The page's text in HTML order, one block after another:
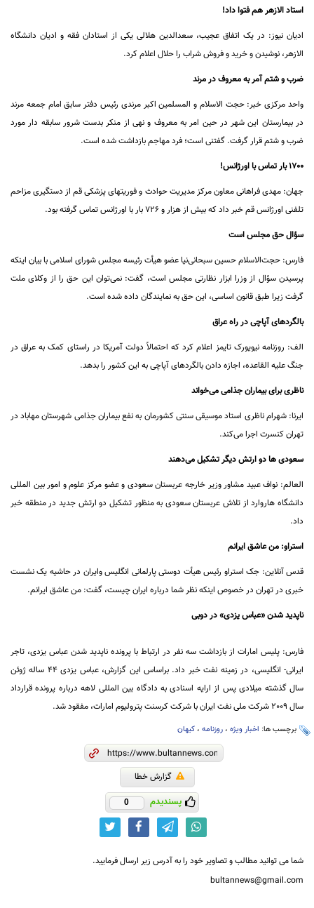
استاد الازهر هم فتوا داد!
ادیان نیوز: در یک اتفاق عجیب، سعدالدین هلالی یکی از استادان فقه و ادیان دانشگاه
الازهر، نوشیدن و خرید و فروش شراب را حلال اعلام کرد.
ضرب و شتم آمر به معروف در مرند
واحد مرکزی خبر: حجت الاسلام و المسلمین اکبر مرندی رئیس دفتر سابق امام جمعه مرند
در بیمارستان این شهر در حین امر به معروف و نهی از منکر بدست شرور سابقه دار مورد
ضرب و شتم قرار گرفت. گفتنی است؛ فرد مهاجم بازداشت شده است.
1700 بار تماس با اورژانس!
جهان: مهدی فراهانی معاون مرکز مدیریت حوادث و فوریتهای پزشکی قم از دستگیری مزاحم
تلفنی اورژانس قم خبر داد که بیش از هزار و 726 بار با اورژانس تماس گرفته بود.
سؤال حق مجلس است
فارس: حجت‌الاسلام حسین سبحانی‌نیا عضو هیأت رئیسه مجلس شورای اسلامی با بیان اینکه
پرسیدن سؤال از وزرا ابزار نظارتی مجلس است،‌ گفت: نمی‌توان این حق را از وکلای ملت
گرفت زیرا طبق قانون اساسی، این حق به نمایندگان داده شده است.
بالگردهای آپاچی در راه عراق
الف: روزنامه نیویورک تایمز اعلام کرد که احتمالاً دولت آمریکا در راستای کمک به عراق در
جنگ علیه القاعده، اجازه دادن بالگردهای آپاچی به این کشور را بدهد.
ناظری برای بیماران جذامی می‌خواند
ایرنا: شهرام ناظری استاد موسیقی سنتی کشورمان به نفع بیماران جذامی شهرستان مهاباد در
تهران کنسرت اجرا می‌کند.
سعودی ها دو ارتش دیگر تشکیل می‌دهند
العالم: نواف عبید مشاور وزیر خارجه عربستان سعودی و عضو مرکز علوم و امور بین المللی
دانشگاه هاروارد از تلاش عربستان سعودی به منظور تشکیل دو ارتش جدید در منطقه خبر
داد.
استراو: من عاشق ایرانم
قدس آنلاین: جک استراو رئیس هیأت دوستی پارلمانی انگلیس وایران در حاشیه یک نشست
خبری در تهران در خصوص اینکه نظر شما درباره ایران چیست، گفت: من عاشق ایرانم.
ناپدید شدن «عباس یزدی» در دوبی
فارس: پلیس امارات از بازداشت سه نفر در ارتباط با پرونده ناپدید شدن عباس یزدی، تاجر
ایرانی- انگلیسی، در زمینه نفت خبر داد. براساس این گزارش، عباس یزدی 44 ساله ژوئن
سال گذشته میلادی پس از ارایه اسنادی به دادگاه بین المللی لاهه درباره پرونده قرارداد
سال 2009 شرکت ملی نفت ایران با شرکت کرسنت پترولیوم امارات، مفقود شد.
برچسب ها: اخبار ویژه ، روزنامه ، کیهان
گزارش خطا
پسندیدم 0
شما می توانید مطالب و تصاویر خود را به آدرس زیر ارسال فرمایید.
bultannews@gmail.com